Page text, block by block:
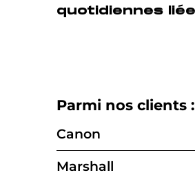
quotidiennes
Parmi nos clients :
Canon
Marshall